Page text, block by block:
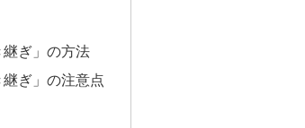
ぎ」の方法
ぎ」の注意点